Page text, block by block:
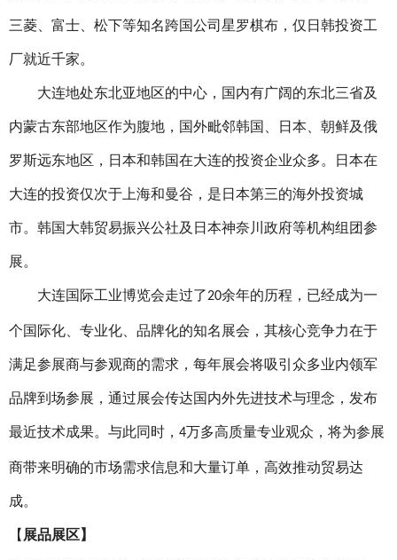
三菱、富士、松下等知名跨国公司星罗棋布，仅日韩投资工
厂就近千家。
大连地处东北亚地区的中心，国内有广阔的东北三省及
内蒙古东部地区作为腹地，国外毗邻韩国、日本、朝鲜及俄
罗斯远东地区，日本和韩国在大连的投资企业众多。日本在
大连的投资仅次于上海和曼谷，是日本第三的海外投资城
市。韩国大韩贸易振兴公社及日本神奈川政府等机构组团参
展。
大连国际工业博览会走过了20余年的历程，已经成为一
个国际化、专业化、品牌化的知名展会，其核心竞争力在于
满足参展商与参观商的需求，每年展会将吸引众多业内领军
品牌到场参展，通过展会传达国内外先进技术与理念，发布
最近技术成果。与此同时， 4万多高质量专业观众，将为参展
商带来明确的市场需求信息和大量订单，高效推动贸易达
成。
【 展品展区】